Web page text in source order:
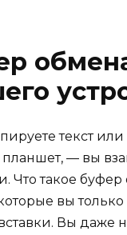
текст
— вы
такое буфер
вы
Вы даже